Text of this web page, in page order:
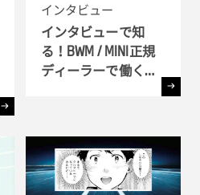
インタビュー
インタビューで知
る！BWM / MINI正規
ディーラーで働く理